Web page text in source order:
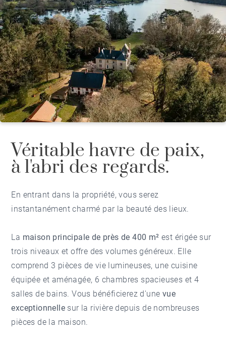
Véritable havre de paix,
à l'abri des regards.
En entrant dans la propriété, vous serez
instantanément charmé par la beauté des lieux.
La maison principale de près de 400 m² est érigée sur
trois niveaux et offre des volumes généreux. Elle
comprend 3 pièces de vie lumineuses, une cuisine
équipée et aménagée, 6 chambres spacieuses et 4
salles de bains. Vous bénéficierez d'une vue
exceptionnelle sur la rivière depuis de nombreuses
pièces de la maison.